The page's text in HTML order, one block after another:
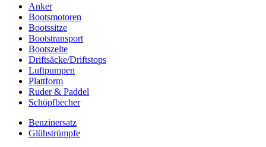
Anker
Bootsmotoren
Bootssitze
Bootstransport
Bootszelte
Driftsäcke/Driftstops
Luftpumpen
Plattform
Ruder & Paddel
Schöpfbecher
Benzinersatz
Glühstrümpfe